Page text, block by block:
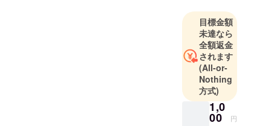
目標金額
未達なら
全額返金
されます
(All-or-
Nothing
方式)
1,0
00 円